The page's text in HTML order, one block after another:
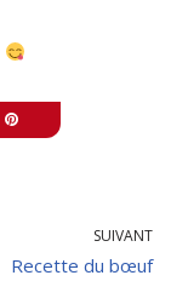
SUIVANT
Recette du bœuf